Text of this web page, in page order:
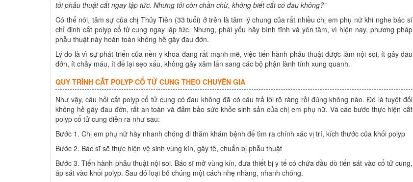
tôi phẫu thuật cắt ngay lập tức. Nhưng tôi còn chần chừ, không biết cắt có đau không?”
Có thể nói, tâm sự của chị Thủy Tiên (33 tuổi) ở trên là tâm lý chung của rất nhiều chị em phụ nữ khi nghe bác sĩ
chỉ định cắt polyp cổ tử cung ngay lập tức. Nhưng, phái yếu hãy bình tĩnh và yên tâm, vì hiện nay, phương pháp
phẫu thuật này hoàn toàn không hề gây đau đớn.
Lý do là vì sự phát triển của nền y khoa đang rất mạnh mẽ, việc tiến hành phẫu thuật được làm nội soi, ít gây đau
đớn, ít chảy máu, ít để lại sẹo xấu, không gây xâm lấn sang các bộ phận lành tính xung quanh.
QUY TRÌNH CẮT POLYP CỔ TỬ CUNG THEO CHUYÊN GIA
Như vậy, câu hỏi cắt polyp cổ tử cung có đau không đã có câu trả lời rõ ràng rồi đúng không nào. Đó là tuyệt đối
không hề gây đau đớn, rất an toàn và đảm bảo sức khỏe sinh sản của chị em phụ nữ. Và các bước thực hiện cắt
polyp cổ tử cung diễn ra như sau:
Bước 1. Chị em phụ nữ hãy nhanh chóng đi thăm khám bệnh để tìm ra chính xác vị trí, kích thước của khối polyp
Bước 2. Bác sĩ sẽ thực hiện vệ sinh vùng kín, gây tê, chuẩn bị phẫu thuật
Bước 3. Tiến hành phẫu thuật nội soi. Bác sĩ mở vùng kín, đưa thiết bị y tế có chứa đầu dò tiến sát vào cổ tử cung,
áp sát vào khối polyp. Sau đó loại bỏ chúng một cách nhẹ nhàng, nhanh chóng.